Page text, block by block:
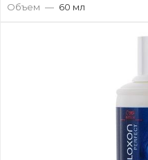
Объем — 60 мл